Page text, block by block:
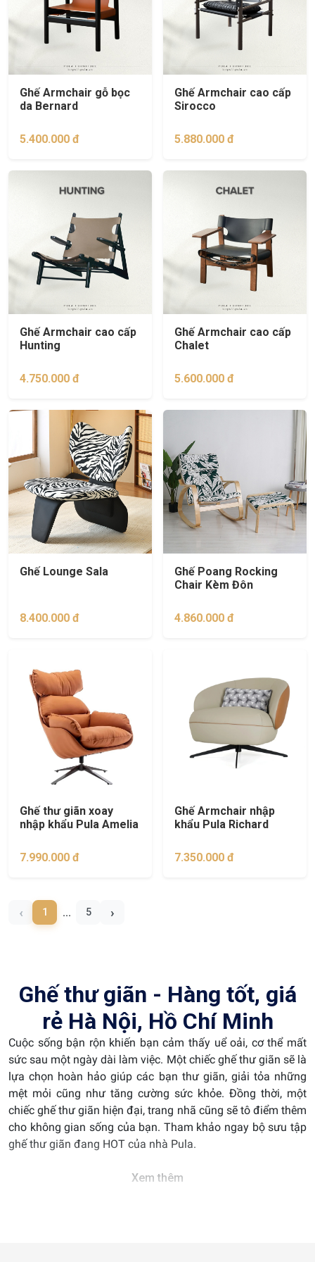
Ghế Armchair gỗ bọc
da Bernard
5.400.000 đ
Ghế Armchair cao cấp
Sirocco
5.880.000 đ
Ghế Armchair cao cấp
Hunting
4.750.000 đ
Ghế Armchair cao cấp
Chalet
5.600.000 đ
Ghế Lounge Sala
8.400.000 đ
Ghế Poang Rocking
Chair Kèm Đôn
4.860.000 đ
Ghế thư giãn xoay
nhập khẩu Pula Amelia
7.990.000 đ
Ghế Armchair nhập
khẩu Pula Richard
7.350.000 đ
‹ 1 5 ›
Ghế thư giãn - Hàng tốt, giá
rẻ Hà Nội, Hồ Chí Minh
Cuộc sống bận rộn khiến bạn cảm thấy uể oải, cơ thể mất
sức sau một ngày dài làm việc. Một chiếc ghế thư giãn sẽ là
lựa chọn hoàn hảo giúp các bạn thư giãn, giải tỏa những
mệt mỏi cũng như tăng cường sức khỏe. Đồng thời, một
chiếc ghế thư giãn hiện đại, trang nhã cũng sẽ tô điểm thêm
cho không gian sống của bạn. Tham khảo ngay bộ sưu tập
ghế thư giãn đang HOT của nhà Pula.
Tìm hiểu về ghế thư giãn
Xem thêm